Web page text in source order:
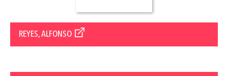
REYES, ALFONSO